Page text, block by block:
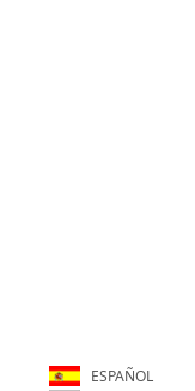
ESPAÑOL